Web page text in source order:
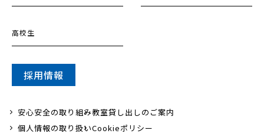
高校生
採用情報
安心安全の取り組み教室貸し出しのご案内
個人情報の取り扱いCookieポリシー